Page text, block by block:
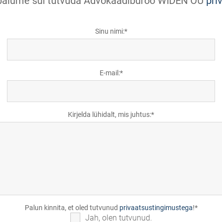
Sinu nimi:
E-mail:
Kirjelda lühidalt, mis juhtus:
Palun kinnita, et oled tutvunud privaatsustingimustega!
Jah, olen tutvunud.